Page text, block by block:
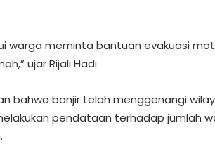
warga meminta bantuan evakuasi
ujar Rijali Hadi.
bahwa banjir telah menggenangi
pendataan terhadap jumlah